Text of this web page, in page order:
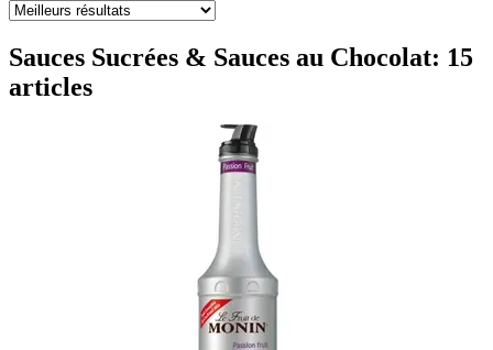
Sauces Sucrées & Sauces au Chocolat: 15
articles